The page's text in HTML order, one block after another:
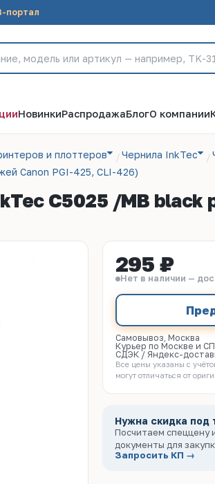
портал
НовинкиРаспродажаБлогО компании
и плоттеров Чернила InkTec
Canon PGI-425, CLI-426)
C5025 /MB black
295 ₽
Нет в наличии —
Самовывоз, Москва
Курьер по Москве и
СДЭК / Яндекс-
Все цены указаны с
могут отличаться от
Нужна скидка под
Посчитаем спеццену
документы для
Запросить КП →